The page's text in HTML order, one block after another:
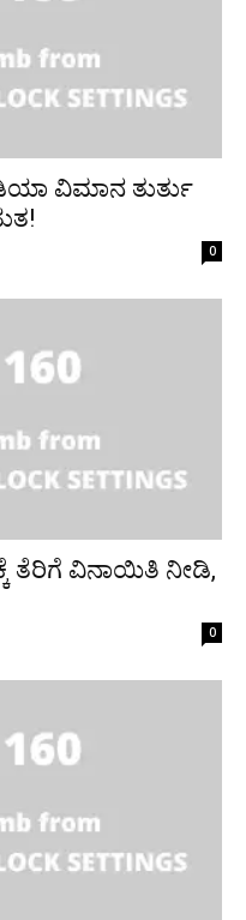
ವಿಮಾನ ತುರ್ತು
0
ತೆರಿಗೆ ವಿನಾಯಿತಿ ನೀಡಿ,
0